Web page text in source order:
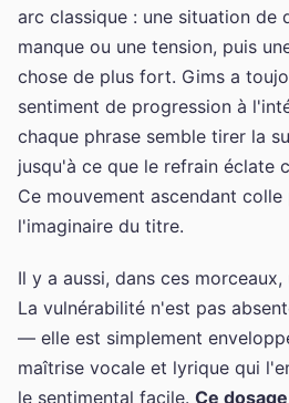
arc classique : une situation de
manque ou une tension, puis
chose de plus fort. Gims a
sentiment de progression à
chaque phrase semble tirer la
jusqu'à ce que le refrain éclate
Ce mouvement ascendant
l'imaginaire du titre.
Il y a aussi, dans ces
La vulnérabilité n'est pas
— elle est simplement
maîtrise vocale et lyrique qui
le sentimental facile. Ce